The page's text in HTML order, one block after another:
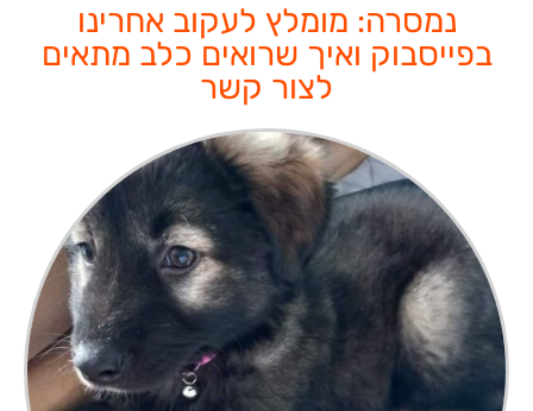
נמסרה: מומלץ לעקוב אחרינו
בפייסבוק ואיך שרואים כלב מתאים
לצור קשר